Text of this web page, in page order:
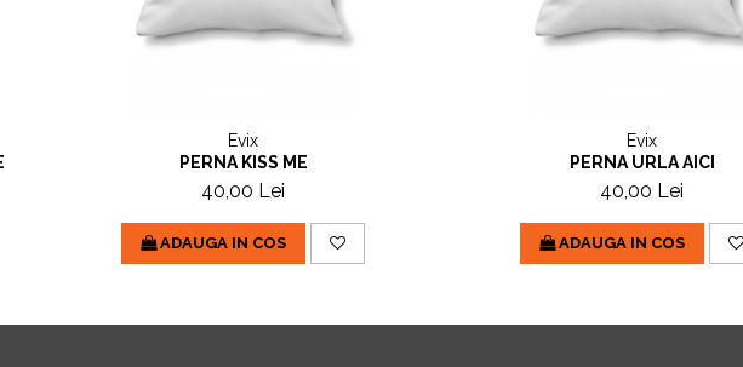
Evix
PERNA KISS ME
40,00 Lei
ADAUGA IN COS
Evix
PERNA URLA AICI
40,00 Lei
ADAUGA IN COS